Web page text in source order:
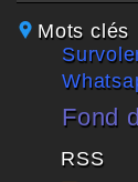
Mots clés
fond
RSS